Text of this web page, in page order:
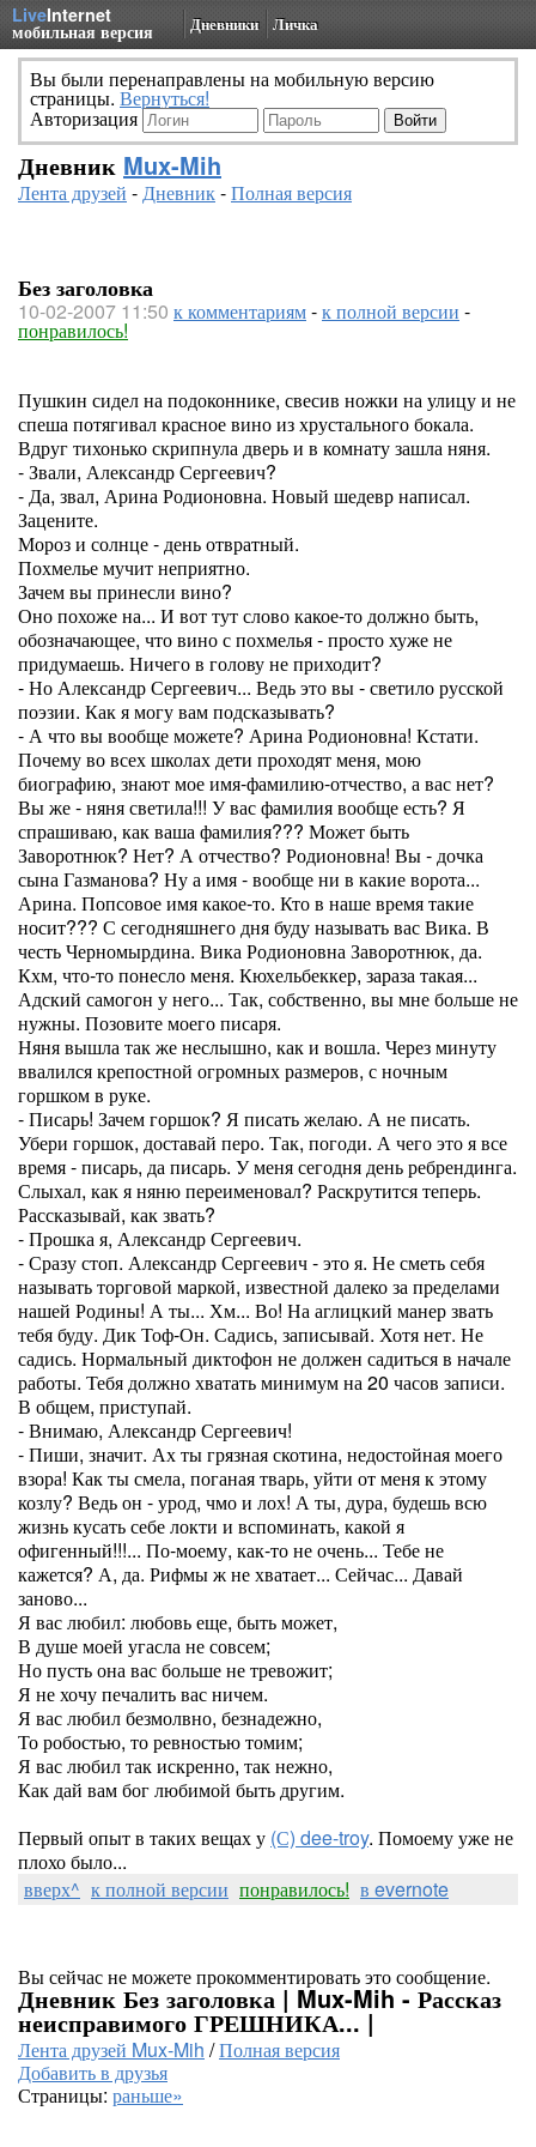
LiveInternet
мобильная версия Дневники Личка
Вы были перенаправлены на мобильную версию
страницы. Вернуться!
Авторизация
Дневник Mux-Mih
Лента друзей -Дневник-Полная версия
Без заголовка
10-02-2007 11:50 к комментариям-к полной версии -
понравилось!
Пушкин сидел на подоконнике, свесив ножки на улицу и не
спеша потягивал красное вино из хрустального бокала.
Вдруг тихонько скрипнула дверь и в комнату зашла няня.
- Звали, Александр Сергеевич?
- Да, звал, Арина Родионовна. Новый шедевр написал.
Зацените.
Мороз и солнце - день отвратный.
Похмелье мучит неприятно.
Зачем вы принесли вино?
Оно похоже на... И вот тут слово какое-то должно быть,
обозначающее, что вино с похмелья - просто хуже не
придумаешь. Ничего в голову не приходит?
- Но Александр Сергеевич... Ведь это вы - светило русской
поэзии. Как я могу вам подсказывать?
- А что вы вообще можете? Арина Родионовна! Кстати.
Почему во всех школах дети проходят меня, мою
биографию, знают мое имя-фамилию-отчество, а вас нет?
Вы же - няня светила!!! У вас фамилия вообще есть? Я
спрашиваю, как ваша фамилия??? Может быть
Заворотнюк? Нет? А отчество? Родионовна! Вы - дочка
сына Газманова? Ну а имя - вообще ни в какие ворота...
Арина. Попсовое имя какое-то. Кто в наше время такие
носит??? С сегодняшнего дня буду называть вас Вика. В
честь Черномырдина. Вика Родионовна Заворотнюк, да.
Кхм, что-то понесло меня. Кюхельбеккер, зараза такая...
Адский самогон у него... Так, собственно, вы мне больше не
нужны. Позовите моего писаря.
Няня вышла так же неслышно, как и вошла. Через минуту
ввалился крепостной огромных размеров, с ночным
горшком в руке.
- Писарь! Зачем горшок? Я писать желаю. А не писать.
Убери горшок, доставай перо. Так, погоди. А чего это я все
время - писарь, да писарь. У меня сегодня день ребрендинга.
Слыхал, как я няню переименовал? Раскрутится теперь.
Рассказывай, как звать?
- Прошка я, Александр Сергеевич.
- Сразу стоп. Александр Сергеевич - это я. Не сметь себя
называть торговой маркой, известной далеко за пределами
нашей Родины! А ты... Хм... Во! На аглицкий манер звать
тебя буду. Дик Тоф-Он. Садись, записывай. Хотя нет. Не
садись. Нормальный диктофон не должен садиться в начале
работы. Тебя должно хватать минимум на 20 часов записи.
В общем, приступай.
- Внимаю, Александр Сергеевич!
- Пиши, значит. Ах ты грязная скотина, недостойная моего
взора! Как ты смела, поганая тварь, уйти от меня к этому
козлу? Ведь он - урод, чмо и лох! А ты, дура, будешь всю
жизнь кусать себе локти и вспоминать, какой я
офигенный!!!... По-моему, как-то не очень... Тебе не
кажется? А, да. Рифмы ж не хватает... Сейчас... Давай
заново...
Я вас любил: любовь еще, быть может,
В душе моей угасла не совсем;
Но пусть она вас больше не тревожит;
Я не хочу печалить вас ничем.
Я вас любил безмолвно, безнадежно,
То робостью, то ревностью томим;
Я вас любил так искренно, так нежно,
Как дай вам бог любимой быть другим.
Первый опыт в таких вещах у (С) dee-troy. Помоему уже не
плохо было...
вверх^ к полной версии понравилось! в evernote
Вы сейчас не можете прокомментировать это сообщение.
Дневник Без заголовка | Mux-Mih - Рассказ
неисправимого ГРЕШНИКА... |
Лента друзей Mux-Mih /Полная версия
Добавить в друзья
Страницы: раньше»